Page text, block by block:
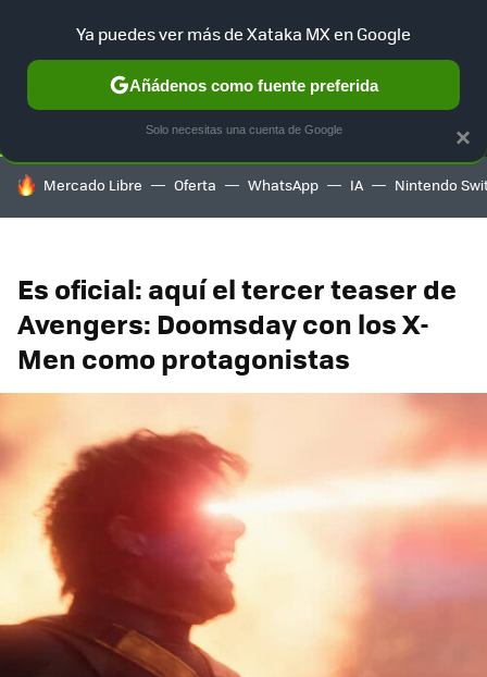
SELECCIÓN GAMING HOME AUTO TERRITORIO
HOY SE HABLA DE
Mercado Libre Oferta WhatsApp IA Nintendo
Es oficial: aquí el tercer teaser de
Avengers: Doomsday con los X-
Men como protagonistas
×
Ya puedes ver más de Xataka MX en Google
Añádenos como fuente preferida
Solo necesitas una cuenta de Google